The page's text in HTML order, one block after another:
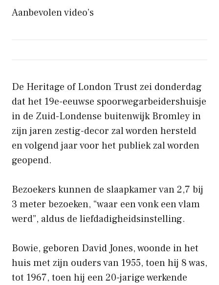
Aanbevolen video’s
De Heritage of London Trust zei donderdag
dat het 19e-eeuwse spoorwegarbeidershuisje
in de Zuid-Londense buitenwijk Bromley in
zijn jaren zestig-decor zal worden hersteld
en volgend jaar voor het publiek zal worden
geopend.
Bezoekers kunnen de slaapkamer van 2,7 bij
3 meter bezoeken, “waar een vonk een vlam
werd”, aldus de liefdadigheidsinstelling.
Bowie, geboren David Jones, woonde in het
huis met zijn ouders van 1955, toen hij 8 was,
tot 1967, toen hij een 20-jarige werkende